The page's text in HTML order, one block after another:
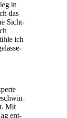
in
das
Sicht­
ich
Mit
ent­